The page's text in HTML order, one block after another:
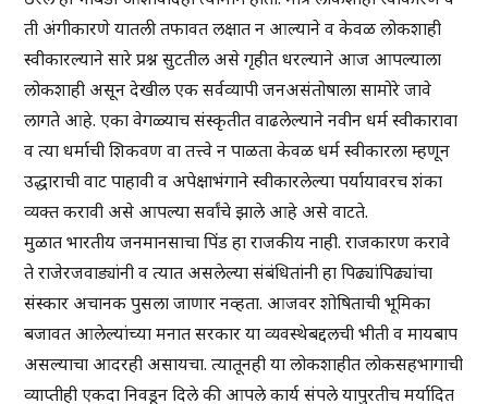
ती अंगीकारणे यातली तफावत लक्षात न आल्याने व केवळ लोकशाही
स्वीकारल्याने सारे प्रश्न सुटतील असे गृहीत धरल्याने आज आपल्याला
लोकशाही असून देखील एक सर्वव्यापी जनअसंतोषाला सामोरे जावे
लागते आहे. एका वेगळ्याच संस्कृतीत वाढलेल्याने नवीन धर्म स्वीकारावा
व त्या धर्माची शिकवण वा तत्त्वे न पाळता केवळ धर्म स्वीकारला म्हणून
उद्धाराची वाट पाहावी व अपेक्षाभंगाने स्वीकारलेल्या पर्यायावरच शंका
व्यक्त करावी असे आपल्या सर्वांचे झाले आहे असे वाटते.
मुळात भारतीय जनमानसाचा पिंड हा राजकीय नाही. राजकारण करावे
ते राजेरजवाड्यांनी व त्यात असलेल्या संबंधितांनी हा पिढ्यांपिढ्यांचा
संस्कार अचानक पुसला जाणार नव्हता. आजवर शोषिताची भूमिका
बजावत आलेल्यांच्या मनात सरकार या व्यवस्थेबद्दलची भीती व मायबाप
असल्याचा आदरही असायचा. त्यातूनही या लोकशाहीत लोकसहभागाची
व्याप्तीही एकदा निवडून दिले की आपले कार्य संपले यापुरतीच मर्यादित